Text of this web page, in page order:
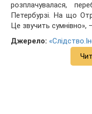
розплачувалася,
Петербурзі. На що
Це звучить сумнівно»,
Джерело: